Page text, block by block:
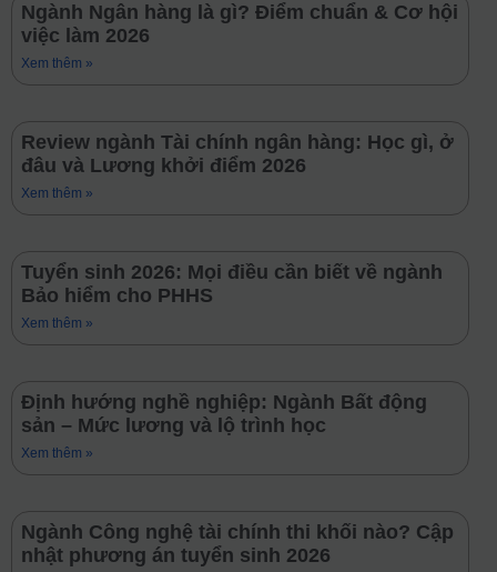
Ngành Ngân hàng là gì? Điểm chuẩn & Cơ hội
việc làm 2026
Xem thêm »
Review ngành Tài chính ngân hàng: Học gì, ở
đâu và Lương khởi điểm 2026
Xem thêm »
Tuyển sinh 2026: Mọi điều cần biết về ngành
Bảo hiểm cho PHHS
Xem thêm »
Định hướng nghề nghiệp: Ngành Bất động
sản – Mức lương và lộ trình học
Xem thêm »
Ngành Công nghệ tài chính thi khối nào? Cập
nhật phương án tuyển sinh 2026